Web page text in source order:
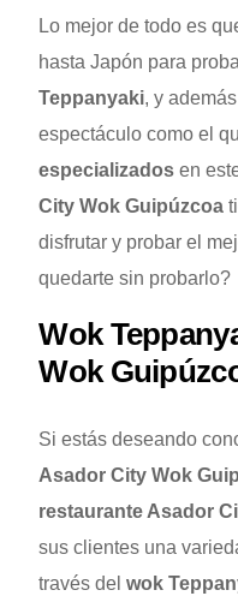
Lo mejor de todo es
hasta Japón para
Teppanyaki, y
espectáculo como el
especializados en
City Wok Guipúzcoa
disfrutar y probar el
quedarte sin probarlo?
Wok
Wok
Si estás deseando
Asador City Wok
restaurante Asador
sus clientes una
través delwok